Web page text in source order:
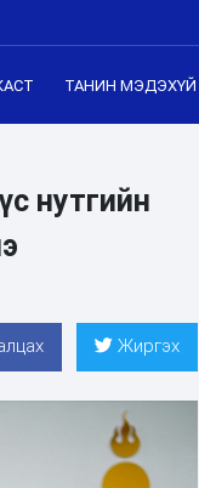
ТАНИН МЭДЭХҮЙ
нутгийн
Жиргэх